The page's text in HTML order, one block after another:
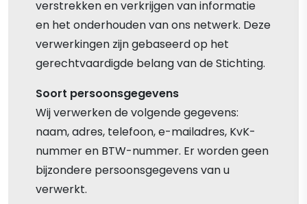
verstrekken en verkrijgen van informatie
en het onderhouden van ons netwerk. Deze
verwerkingen zijn gebaseerd op het
gerechtvaardigde belang van de Stichting.
Soort persoonsgegevens
Wij verwerken de volgende gegevens:
naam, adres, telefoon, e-mailadres, KvK-
nummer en BTW-nummer. Er worden geen
bijzondere persoonsgegevens van u
verwerkt.